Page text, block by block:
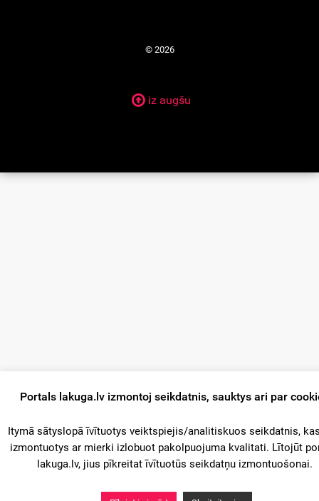
© 2026
iz augšu
Portals lakuga.lv izmontoj seikdatnis, sauktys ari par
Itymā sātyslopā īvītuotys veiktspiejis/analitiskuos seikdatnis,
izmontuotys ar mierki izlobuot pakolpuojuma kvalitati. Lītojūt
lakuga.lv, jius pīkreitat īvītuotūs seikdatņu izmontuošonai.